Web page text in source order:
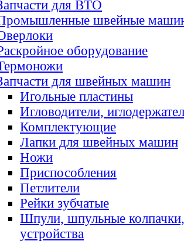
для ВТО
швейные
оборудование
для швейных машин
Игольные пластины
Игловодители,
Комплектующие
Лапки для швейных машин
Ножи
Приспособления
Петлители
Рейки зубчатые
Шпули, шпульные
устройства